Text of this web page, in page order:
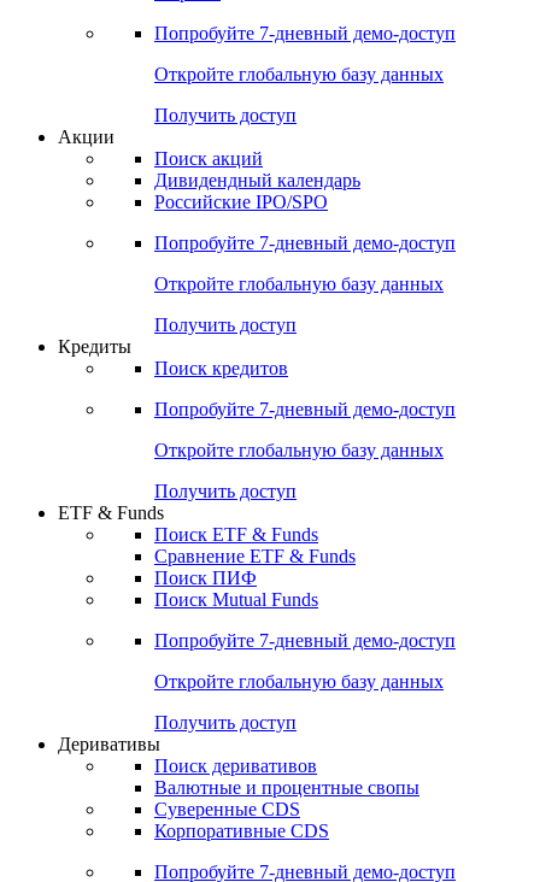
Cbonds Pages
Опросы
Попробуйте7-дневный
Откройте глобальную базу данных
Получить доступ
Поиск акций
Российские IPO/SPO
Попробуйте7-дневный
Откройте глобальную базу данных
Получить доступ
Поиск кредитов
Попробуйте7-дневный
Откройте глобальную базу данных
Получить доступ
ETF & Funds
Сравнение ETF & Funds
Поиск Mutual Funds
Попробуйте7-дневный
Откройте глобальную базу данных
Получить доступ
Деривативы
Валютные и процентные свопы